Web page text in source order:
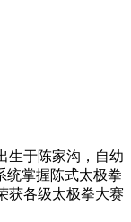
生于陈家沟，自幼
统掌握陈式太极拳
获各级太极拳大赛